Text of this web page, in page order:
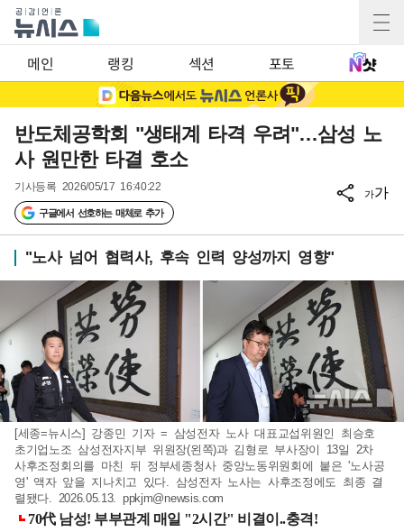
메인 랭킹 섹션 포토
반도체공학회 "생태계 타격 우려"…삼성 노
사 원만한 타결 호소
기사등록 2026/05/17 16:40:22
구글에서 선호하는 매체로 추가
가가
"노사 넘어 협력사, 후속 인력 양성까지 영향"
[세종=뉴시스] 강종민 기자 = 삼성전자 노사 대표교섭위원인 최승호
초기업노조 삼성전자지부 위원장(왼쪽)과 김형로 부사장이 13일 2차
사후조정회의를 마친 뒤 정부세종청사 중앙노동위원회에 붙은 '노사공
영' 액자 앞을 지나치고 있다. 삼성전자 노사는 사후조정에도 최종 결
렬됐다. 2026.05.13. ppkjm@newsis.com